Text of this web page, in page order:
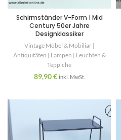
Schirmständer V-Form | Mid
Century 50er Jahre
Designklassiker
Vintage Möbel & Mobiliar |
Antiquitäten | Lampen | Leuchten &
Teppiche
89,90€ inkl. MwSt.